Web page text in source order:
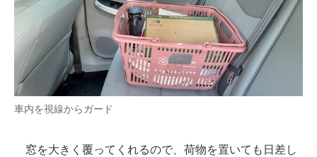
車内を視線からガード
窓を大きく覆ってくれるので、荷物を置いても日差し